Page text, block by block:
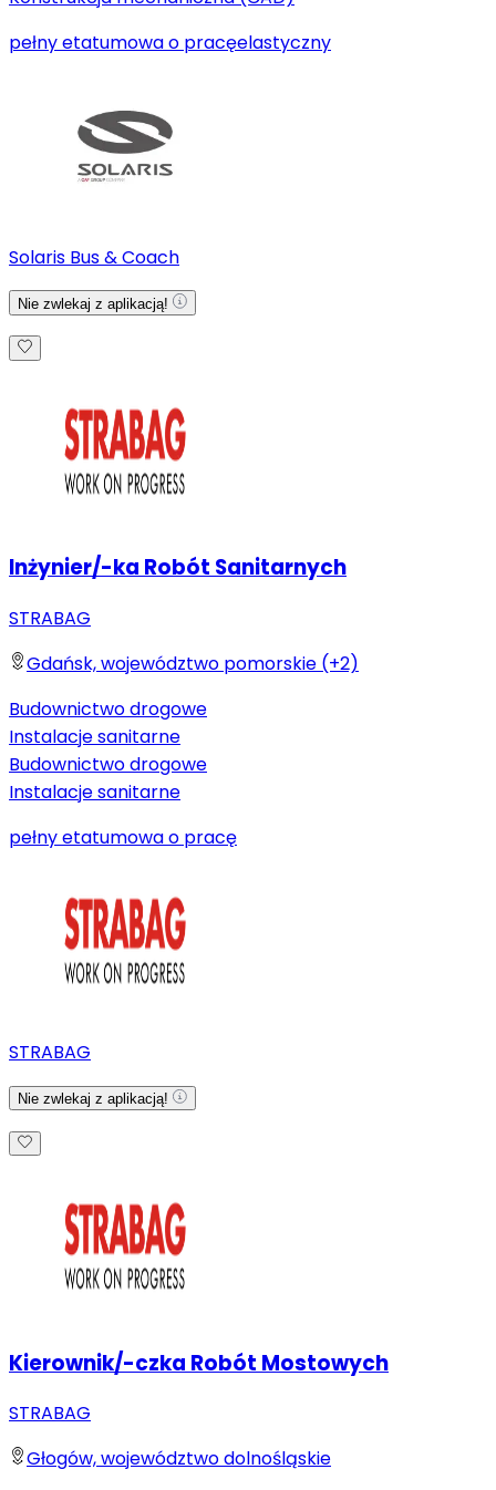
pełny etatumowa o pracęelastyczny
Solaris Bus & Coach
Nie zwlekaj z aplikacją!
Inżynier/-ka Robót Sanitarnych
STRABAG
Gdańsk, województwo pomorskie (+2)
Budownictwo drogowe
Instalacje sanitarne
Budownictwo drogowe
Instalacje sanitarne
pełny etatumowa o pracę
STRABAG
Nie zwlekaj z aplikacją!
Kierownik/-czka Robót Mostowych
STRABAG
Głogów, województwo dolnośląskie